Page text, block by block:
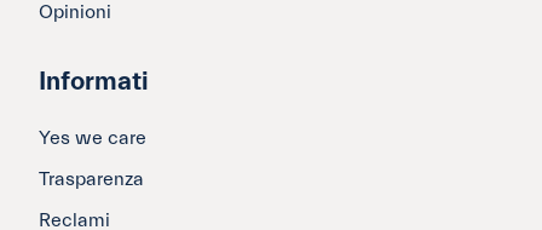
Opinioni
Informati
Yes we care
Trasparenza
Reclami